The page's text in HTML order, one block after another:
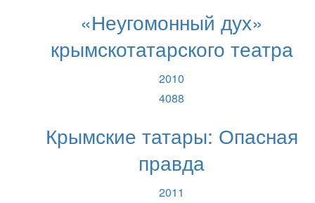
«Неугомонный дух»
крымскотатарского театра
2010
4088
Крымские татары: Опасная
правда
2011